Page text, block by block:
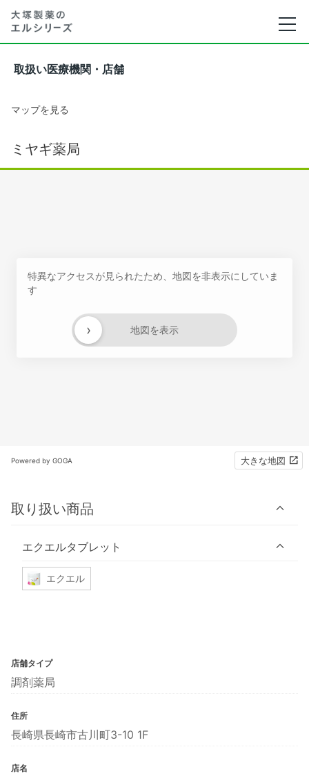
取扱い医療機関・店舗
マップを見る
ミヤギ薬局
特異なアクセスが見られたため、地図を非表示にしていま
す
地図を表示
›
Powered by GOGA 大きな地図
取り扱い商品
エクエルタブレット
エクエル
店舗タイプ
調剤薬局
住所
長崎県長崎市古川町3-10 1F
店名